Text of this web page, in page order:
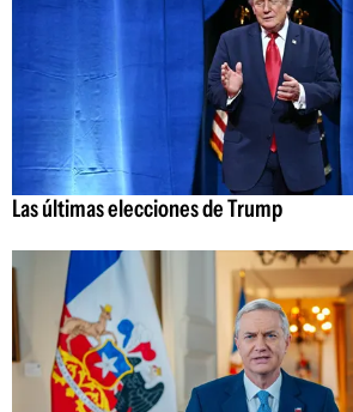
Las últimas elecciones de Trump